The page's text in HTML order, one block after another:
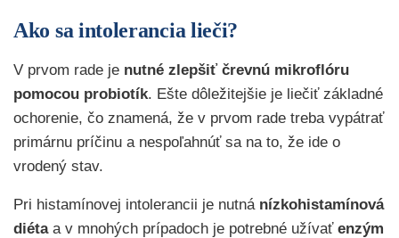
Ako sa intolerancia lieči?
V prvom rade je nutné zlepšiť črevnú mikroflóru
pomocou probiotík. Ešte dôležitejšie je liečiť základné
ochorenie, čo znamená, že v prvom rade treba vypátrať
primárnu príčinu a nespoľahnúť sa na to, že ide o
vrodený stav.
Pri histamínovej intolerancii je nutná nízkohistamínová
diétaa v mnohých prípadoch je potrebné užívať enzým